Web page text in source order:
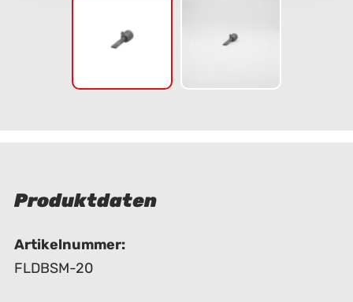
Produktdaten
Artikelnummer:
FLDBSM-20